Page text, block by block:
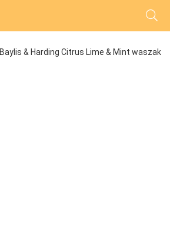
Baylis & Harding Citrus Lime & Mint waszak